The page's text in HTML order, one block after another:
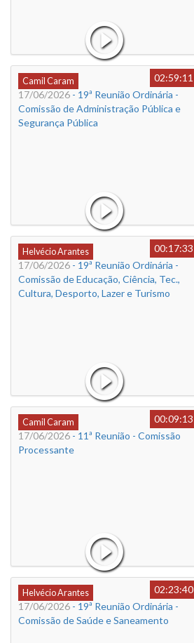
Camil Caram
02:59:11
17/06/2026 - 19ª Reunião Ordinária -
Comissão de Administração Pública e
Segurança Pública
Helvécio Arantes
00:17:33
17/06/2026 - 19ª Reunião Ordinária -
Comissão de Educação, Ciência, Tec.,
Cultura, Desporto, Lazer e Turismo
Camil Caram
00:09:13
17/06/2026 - 11ª Reunião - Comissão
Processante
Helvécio Arantes
02:23:40
17/06/2026 - 19ª Reunião Ordinária -
Comissão de Saúde e Saneamento